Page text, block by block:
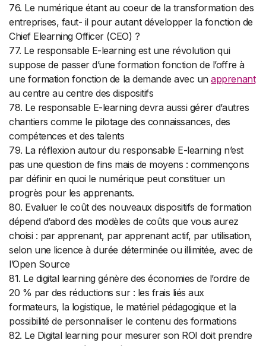
76. Le numérique étant au coeur de la transformation des
entreprises, faut- il pour autant développer la fonction de
Chief Elearning Officer (CEO) ?
77. Le responsable E-learning est une révolution qui
suppose de passer d’une formation fonction de l’offre à
une formation fonction de la demande avec unapprenant
au centre au centre des dispositifs
78. Le responsable E-learning devra aussi gérer d’autres
chantiers comme le pilotage des connaissances, des
compétences et des talents
79. La réflexion autour du responsable E-learning n’est
pas une question de fins mais de moyens : commençons
par définir en quoi le numérique peut constituer un
progrès pour les apprenants.
80. Evaluer le coût des nouveaux dispositifs de formation
dépend d’abord des modèles de coûts que vous aurez
choisi : par apprenant, par apprenant actif, par utilisation,
selon une licence à durée déterminée ou illimitée, avec de
l’Open Source
81. Le digital learning génère des économies de l’ordre de
20 % par des réductions sur : les frais liés aux
formateurs, la logistique, le matériel pédagogique et la
possibilité de personnaliser le contenu des formations
82. Le Digital learning pour mesurer son ROI doit prendre